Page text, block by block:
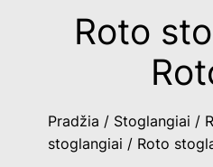
e
Roto
Pradžia / Stoglangiai /
stoglangiai / Roto